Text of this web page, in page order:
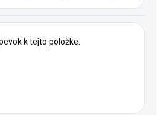
k tejto položke.